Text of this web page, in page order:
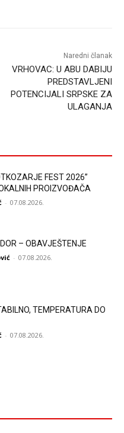
Naredni članak
VRHOVAC: U ABU DABIJU
PREDSTAVLJENI
POTENCIJALI SRPSKE ZA
ULAGANJA
FEST 2026”
PROIZVOĐAČA
- 07.08.2026.
– OBAVJEŠTENJE
- 07.08.2026.
TEMPERATURA DO
- 07.08.2026.